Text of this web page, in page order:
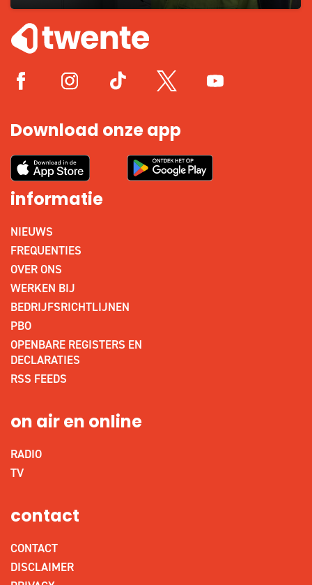
Download onze app
informatie
NIEUWS
FREQUENTIES
OVER ONS
WERKEN BIJ
BEDRIJFSRICHTLIJNEN
PBO
OPENBARE REGISTERS EN
DECLARATIES
RSS FEEDS
on air en online
RADIO
TV
contact
CONTACT
DISCLAIMER